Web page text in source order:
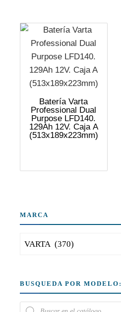
Batería Varta
Professional Dual
Purpose LFD140.
129Ah 12V. Caja A
(513x189x223mm)
MARCA
BUSQUEDA POR MODELO: